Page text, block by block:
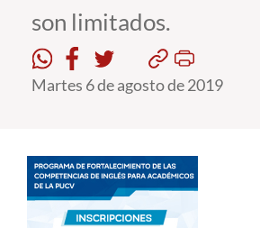
Estudiantes
Académicos
English
son limitados.
Martes 6 de agosto de 2019